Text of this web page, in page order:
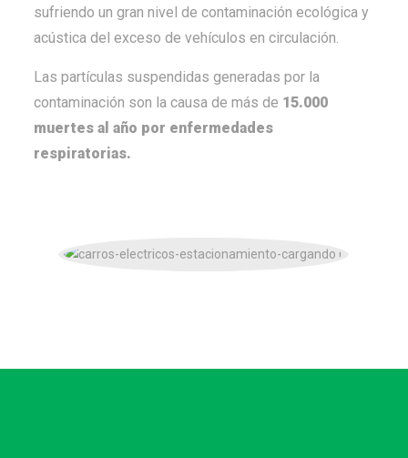
sufriendo un gran nivel de contaminación ecológica y
acústica del exceso de vehículos en circulación.
Las partículas suspendidas generadas por la
contaminación son la causa de más de 15.000
muertes al año por enfermedades
respiratorias.